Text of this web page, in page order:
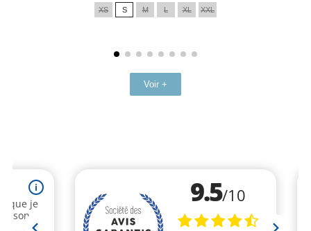
XS S M L XL XXL
Voir +